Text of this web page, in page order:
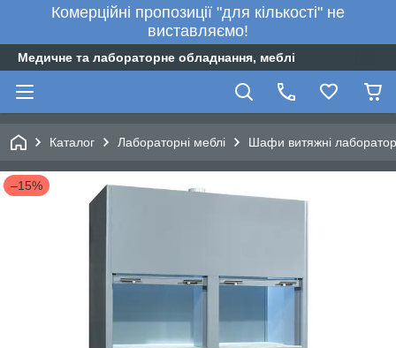
Комерційні пропозиції "для кількості" не
виставляємо!
Медичне та лабораторне обладнання, меблі
Каталог Лабораторні меблі Шафи витяжні
–15%